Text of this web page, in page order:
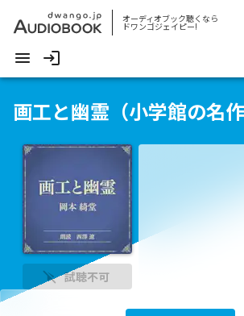
オーディオブック聴くなら
ドワンゴジェイピー!
画工と幽霊（小学館の名作
試聴不可